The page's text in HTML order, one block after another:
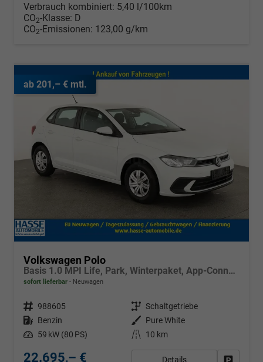
Verbrauch kombiniert: 5,40 l/100km
CO2-Klasse: D
CO2-Emissionen: 123,00 g/km
ab 201,– € mtl.
Volkswagen Polo
Basis 1.0 MPI Life, Park, Winterpaket, App-Connect, sofort
sofort lieferbar Neuwagen
Fahrzeugnr. 988605 Getriebe Schaltgetriebe
Kraftstoff Benzin Außenfarbe
Pure White
Leistung 59 kW (80 PS) Kilometerstand 10 km
22.695,– € Details